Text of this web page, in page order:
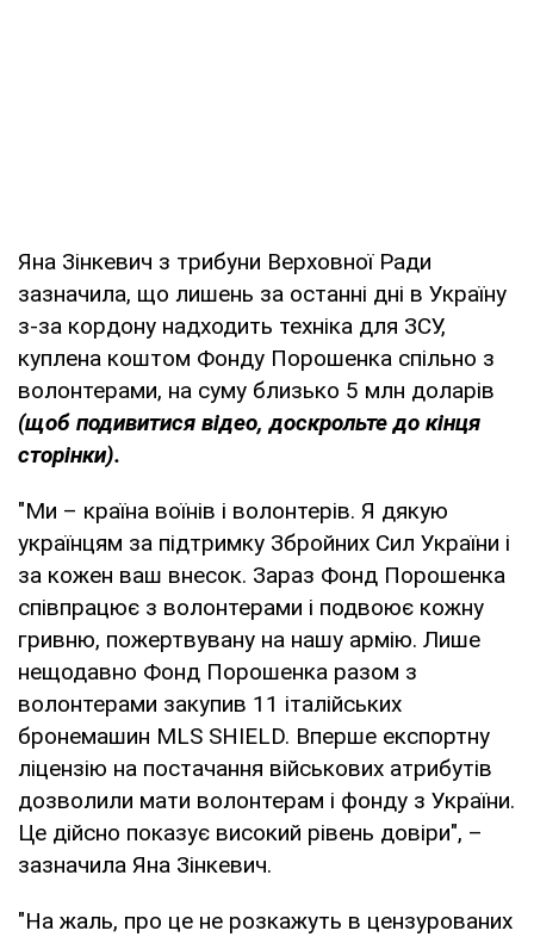
Яна Зінкевич з трибуни Верховної Ради
зазначила, що лишень за останні дні в Україну
з-за кордону надходить техніка для ЗСУ,
куплена коштом Фонду Порошенка спільно з
волонтерами, на суму близько 5 млн доларів
(щоб подивитися відео, доскрольте до кінця
сторінки).
"Ми – країна воїнів і волонтерів. Я дякую
українцям за підтримку Збройних Сил України і
за кожен ваш внесок. Зараз Фонд Порошенка
співпрацює з волонтерами і подвоює кожну
гривню, пожертвувану на нашу армію. Лише
нещодавно Фонд Порошенка разом з
волонтерами закупив 11 італійських
бронемашин MLS SHIELD. Вперше експортну
ліцензію на постачання військових атрибутів
дозволили мати волонтерам і фонду з України.
Це дійсно показує високий рівень довіри", –
зазначила Яна Зінкевич.
"На жаль, про це не розкажуть в цензурованих